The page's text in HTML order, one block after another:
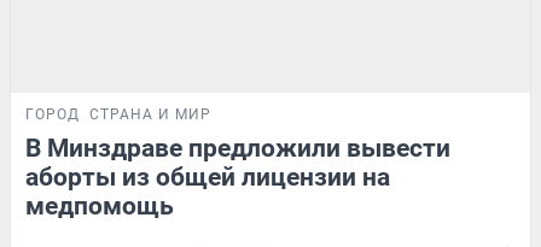
ГОРОД СТРАНА И МИР
В Минздраве предложили вывести
аборты из общей лицензии на
медпомощь